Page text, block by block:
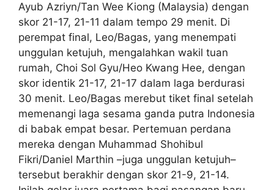
Ayub Azriyn/Tan Wee Kiong (Malaysia) dengan
skor 21-17, 21-11 dalam tempo 29 menit. Di
perempat final, Leo/Bagas, yang menempati
unggulan ketujuh, mengalahkan wakil tuan
rumah, Choi Sol Gyu/Heo Kwang Hee, dengan
skor identik 21-17, 21-17 dalam laga berdurasi
30 menit. Leo/Bagas merebut tiket final setelah
memenangi laga sesama ganda putra Indonesia
di babak empat besar. Pertemuan perdana
mereka dengan Muhammad Shohibul
Fikri/Daniel Marthin –juga unggulan ketujuh–
tersebut berakhir dengan skor 21-9, 21-14.